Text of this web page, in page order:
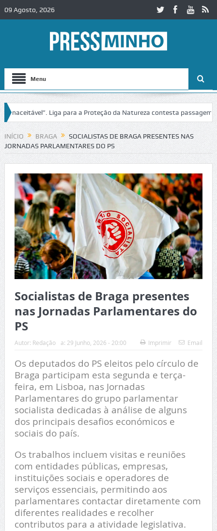
09 Agosto, 2026
Menu
Liga para a Proteção da Natureza contesta passagem da
Igreja do Castelo de Cerveira assegura financiamento para restauro
INÍCIO BRAGA
SOCIALISTAS DE BRAGA PRESENTES NAS
JORNADAS PARLAMENTARES DO PS
Socialistas de Braga presentes
nas Jornadas Parlamentares do
PS
Autor: Redação a: 29 Junho, 2026 - 20:00 Imprimir Email
Os deputados do PS eleitos pelo círculo de
Braga participam esta segunda e terça-
feira, em Lisboa, nas Jornadas
Parlamentares do grupo parlamentar
socialista dedicadas à análise de alguns
dos principais desafios económicos e
sociais do país.
Os trabalhos incluem visitas e reuniões
com entidades públicas, empresas,
instituições sociais e operadores de
serviços essenciais, permitindo aos
parlamentares contactar diretamente com
diferentes realidades e recolher
contributos para a atividade legislativa.